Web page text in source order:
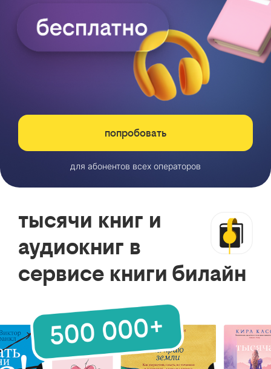
попробовать
для абонентов всех операторов
тысячи книг и
аудиокниг в
сервисе книги билайн